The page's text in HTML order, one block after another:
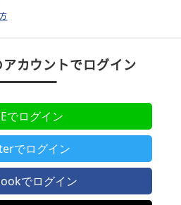
カウントでログイン
でログイン
でログイン
でログイン